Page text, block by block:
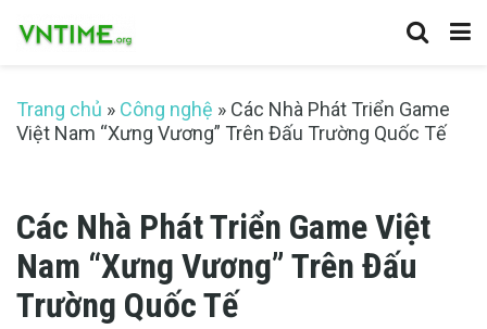
Trang chủ » Công nghệ » Các Nhà Phát Triển Game
Việt Nam “Xưng Vương” Trên Đấu Trường Quốc Tế
Các Nhà Phát Triển Game Việt
Nam “Xưng Vương” Trên Đấu
Trường Quốc Tế